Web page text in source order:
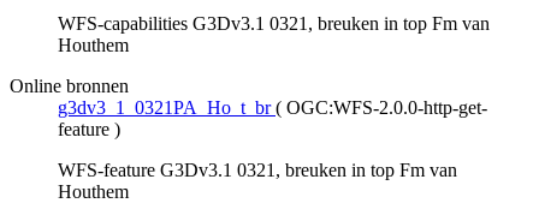
WFS-capabilities G3Dv3.1 0321, breuken in top Fm van
Houthem
Online bronnen
g3dv3_1_0321PA_Ho_t_br ( OGC:WFS-2.0.0-http-get-
feature )
WFS-feature G3Dv3.1 0321, breuken in top Fm van
Houthem